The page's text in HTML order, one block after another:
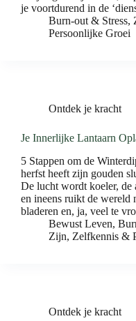
je voortdurend in de
Burn-out & Stress,
Persoonlijke Groei
Ontdek je kracht
Je Innerlijke Lantaarn
5 Stappen om de
herfst heeft zijn gouden
De lucht wordt koeler, de
en ineens ruikt de wereld
bladeren en, ja, veel te
Bewust Leven,
Zijn, Zelfkennis &
Ontdek je kracht